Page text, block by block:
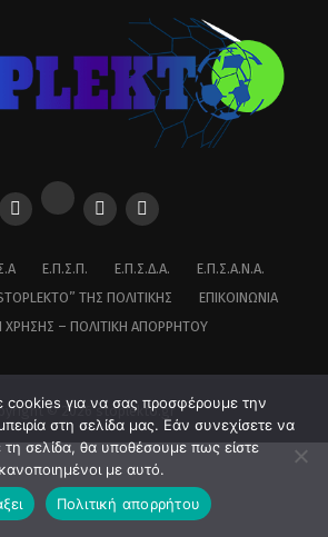
Ε.Π.Σ.Π. Ε.Π.Σ.Δ.Α.
Ε.Π.Σ.Α.Ν.Α.
ΤΗΣ ΠΟΛΙΤΙΚΗΣ
ΕΠΙΚΟΙΝΩΝΊΑ
ΧΡΉΣΗΣ – ΠΟΛΙΤΙΚΉ ΑΠΟΡΡΉΤΟΥ
© 2026 stoplekto.gr
cookies για να σας προσφέρουμε την
στη σελίδα μας. Εάν συνεχίσετε να
τη σελίδα, θα υποθέσουμε πως είστε
με αυτό.
Πολιτική απορρήτου